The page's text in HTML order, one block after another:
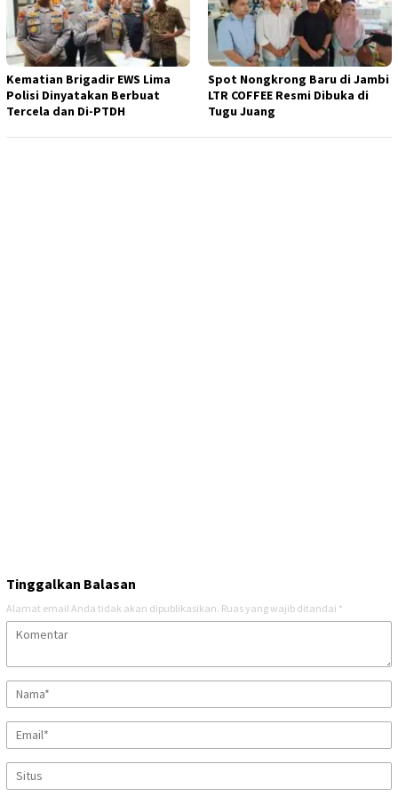
Kematian Brigadir EWS Lima
Polisi Dinyatakan Berbuat
Tercela dan Di-PTDH
Spot Nongkrong Baru di Jambi
LTR COFFEE Resmi Dibuka di
Tugu Juang
Tinggalkan Balasan
Alamat email Anda tidak akan dipublikasikan. Ruas yang wajib ditandai *